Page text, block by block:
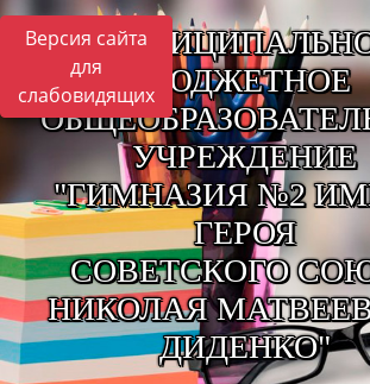
Версия сайта
для
слабовидящихБЮДЖЕТНОЕ
УЧРЕЖДЕНИЕ
"ГИМНАЗИЯ №2
ГЕРОЯ
СОВЕТСКОГО
НИКОЛАЯ
ДИДЕНКО"